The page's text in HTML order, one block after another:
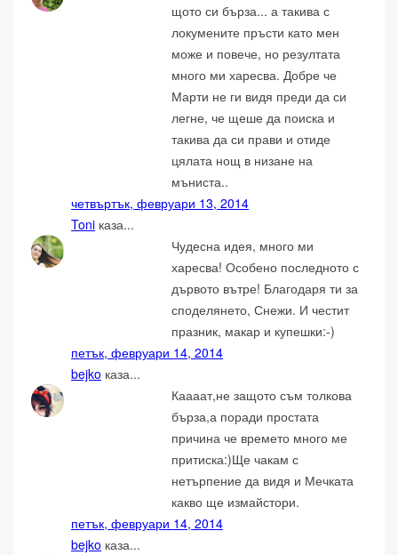
щото си бърза... а такива с
локумените пръсти като мен
може и повече, но резултата
много ми харесва. Добре че
Марти не ги видя преди да си
легне, че щеше да поиска и
такива да си прави и отиде
цялата нощ в низане на
мъниста..
четвъртък, февруари 13, 2014
Toni каза...
Чудесна идея, много ми
харесва! Особено последното с
дървото вътре! Благодаря ти за
споделянето, Снежи. И честит
празник, макар и купешки:-)
петък, февруари 14, 2014
bejko каза...
Каааат,не защото съм толкова
бърза,а поради простата
причина че времето много ме
притиска:)Ще чакам с
нетърпение да видя и Мечката
какво ще измайстори.
петък, февруари 14, 2014
bejko каза...